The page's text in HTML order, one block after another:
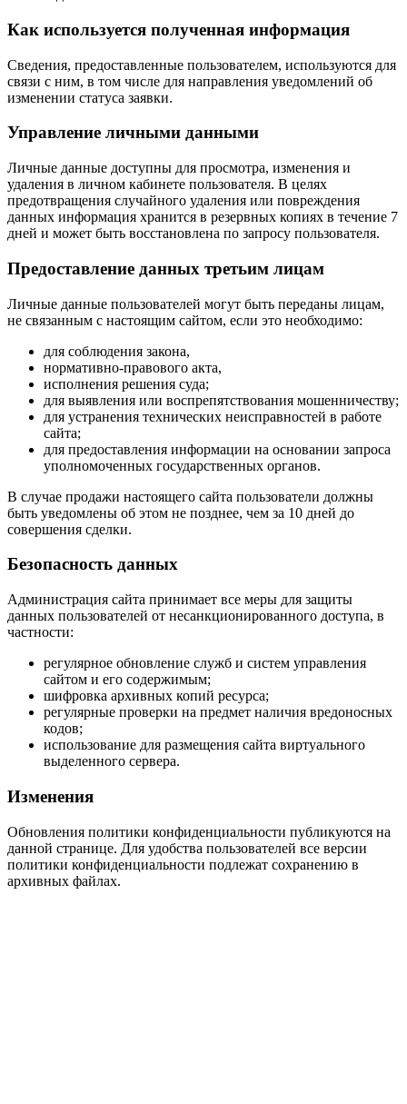
Как используется полученная информация
Сведения, предоставленные пользователем, используются для
связи с ним, в том числе для направления уведомлений об
изменении статуса заявки.
Управление личными данными
Личные данные доступны для просмотра, изменения и
удаления в личном кабинете пользователя. В целях
предотвращения случайного удаления или повреждения
данных информация хранится в резервных копиях в течение 7
дней и может быть восстановлена по запросу пользователя.
Предоставление данных третьим лицам
Личные данные пользователей могут быть переданы лицам,
не связанным с настоящим сайтом, если это необходимо:
для соблюдения закона,
нормативно-правового акта,
исполнения решения суда;
для выявления или воспрепятствования мошенничеству;
для устранения технических неисправностей в работе
сайта;
для предоставления информации на основании запроса
уполномоченных государственных органов.
В случае продажи настоящего сайта пользователи должны
быть уведомлены об этом не позднее, чем за 10 дней до
совершения сделки.
Безопасность данных
Администрация сайта принимает все меры для защиты
данных пользователей от несанкционированного доступа, в
частности:
регулярное обновление служб и систем управления
сайтом и его содержимым;
шифровка архивных копий ресурса;
регулярные проверки на предмет наличия вредоносных
кодов;
использование для размещения сайта виртуального
выделенного сервера.
Изменения
Обновления политики конфиденциальности публикуются на
данной странице. Для удобства пользователей все версии
политики конфиденциальности подлежат сохранению в
архивных файлах.